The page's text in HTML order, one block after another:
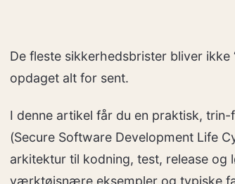
De fleste sikkerhedsbrister bliver
opdaget alt for sent.
I denne artikel får du en praktisk,
(Secure Software Development Life
arkitektur til kodning, test, release og
værktøjsnære eksempler og typiske